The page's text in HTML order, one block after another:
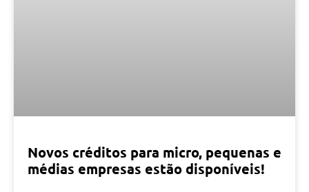
Novos créditos para micro, pequenas e
médias empresas estão disponíveis!